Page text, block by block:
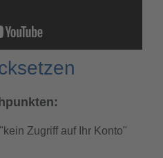
Zugriff auf Ihr Konto"